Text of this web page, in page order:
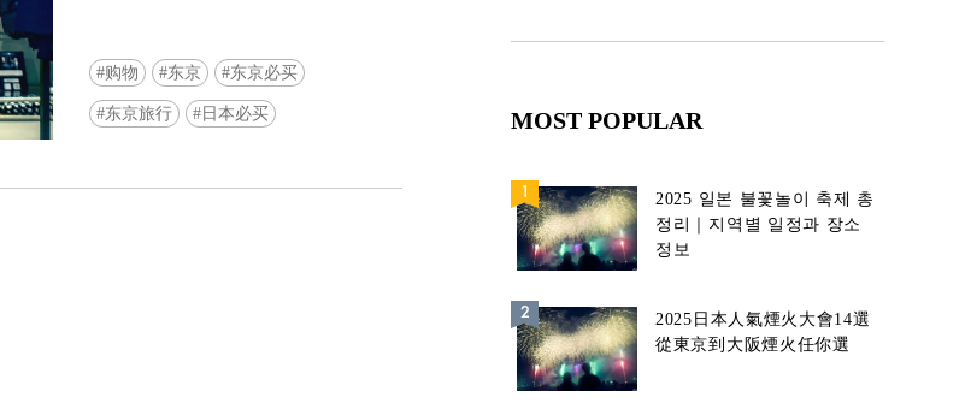
购物 东京 东京必买
东京旅行 日本必买 MOST POPULAR
2025 일본 불꽃놀이 축제 총
정리｜지역별 일정과 장소
정보
2025日本人氣煙火大會14選
從東京到大阪煙火任你選